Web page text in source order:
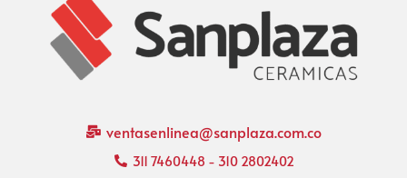
ventasenlinea@sanplaza.com.co
311 7460448 - 310 2802402